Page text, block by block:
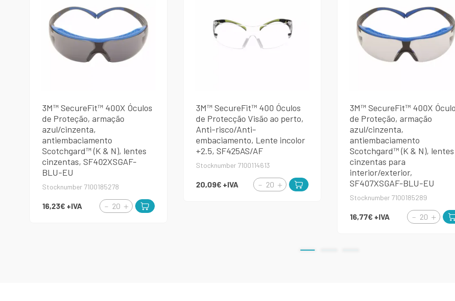
3M™ SecureFit™ 400X Óculos
de Proteção, armação
azul/cinzenta,
antiembaciamento
Scotchgard™ (K & N), lentes
cinzentas, SF402XSGAF-
BLU-EU
Stocknumber 7100185278
16,23€ +IVA
3M™ SecureFit™ 400 Óculos
de Protecção Visão ao perto,
Anti-risco/Anti-
embaciamento, Lente incolor
+2.5, SF425AS/AF
Stocknumber 7100114613
20,09€ +IVA
3M™ SecureFit™ 400X
de Proteção, armação
azul/cinzenta,
antiembaciamento
Scotchgard™ (K & N), lentes
cinzentas para
interior/exterior,
SF407XSGAF-BLU-EU
Stocknumber 7100185289
16,77€ +IVA